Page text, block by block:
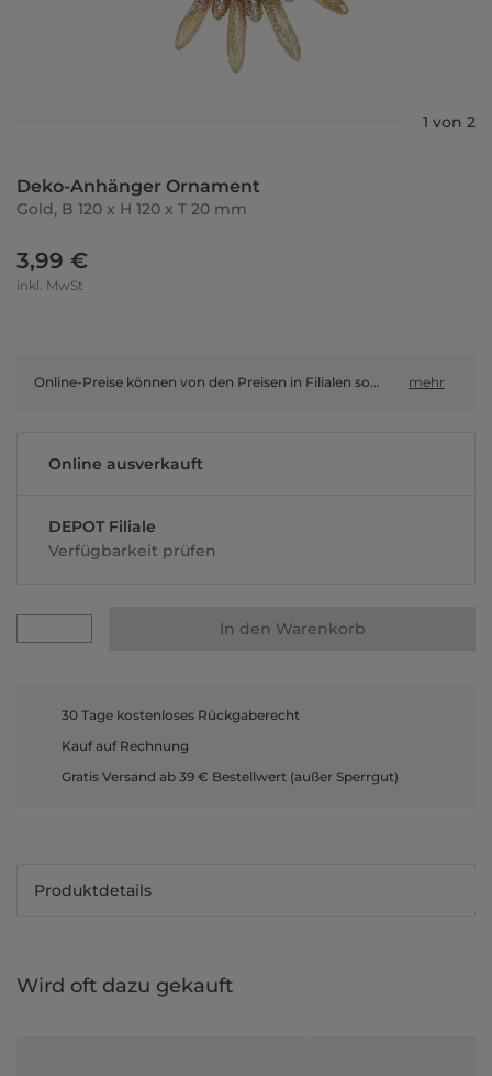
1 von 2
Deko-Anhänger Ornament
Gold, B 120 x H 120 x T 20 mm
3,99 €
inkl. MwSt
Online-Preise können von den Preisen in Filialen sowie Shop-in-Shop-Flächen abweichen. mehr
Online ausverkauft
DEPOT Filiale
Verfügbarkeit prüfen
In den Warenkorb
30 Tage kostenloses Rückgaberecht
Kauf auf Rechnung
Gratis Versand ab 39 € Bestellwert (außer Sperrgut)
Produktdetails
Wird oft dazu gekauft